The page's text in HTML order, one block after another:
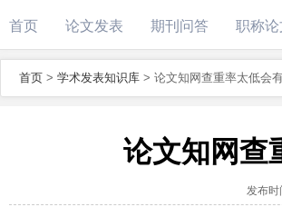
首页 论文发表 期刊问答 职称论
首页 > 学术发表知识库 > 论文知网查重率太低会
论文知网查
发布时